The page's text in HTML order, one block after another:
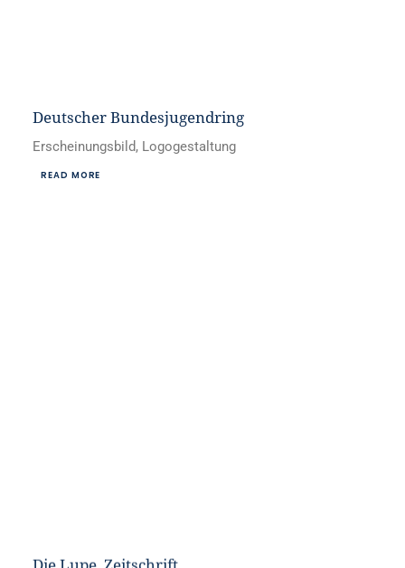
Deutscher Bundesjugendring
Erscheinungsbild, Logogestaltung
READ MORE
Die Lupe, Zeitschrift